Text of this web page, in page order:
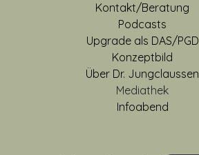
Kontakt/Beratung
Podcasts
Upgrade als DAS/PGD
Konzeptbild
Über Dr. Jungclaussen
Mediathek
Infoabend